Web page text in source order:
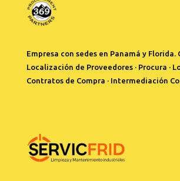
Empresa con sedes en Panamá y Florida.
Localización de Proveedores · Procura ·
Contratos de Compra · Intermediación